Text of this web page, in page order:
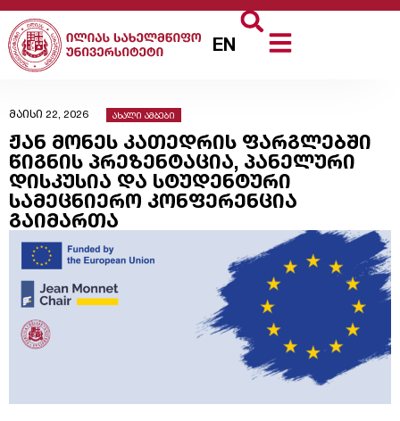
EN
მაისი 22, 2026 ახალი ამბები
ჟან მონეს კათედრის ფარგლებში
წიგნის პრეზენტაცია, პანელური
დისკუსია და სტუდენტური
სამეცნიერო კონფერენცია
გაიმართა